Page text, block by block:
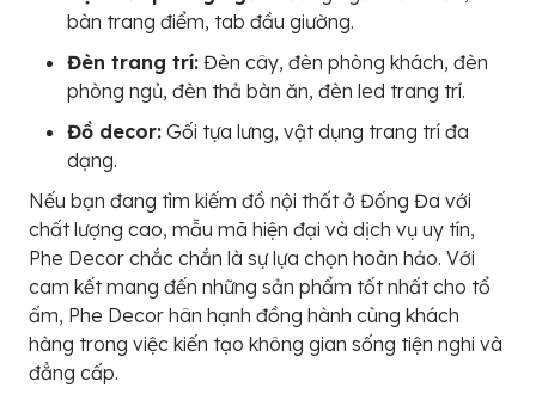
bàn trang điểm, tab đầu giường.
Đèn trang trí: Đèn cây, đèn phòng khách, đèn
phòng ngủ, đèn thả bàn ăn, đèn led trang trí.
Đồ decor: Gối tựa lưng, vật dụng trang trí đa
dạng.
Nếu bạn đang tìm kiếm đồ nội thất ở Đống Đa với
chất lượng cao, mẫu mã hiện đại và dịch vụ uy tín,
Phe Decor chắc chắn là sự lựa chọn hoàn hảo. Với
cam kết mang đến những sản phẩm tốt nhất cho tổ
ấm, Phe Decor hân hạnh đồng hành cùng khách
hàng trong việc kiến tạo không gian sống tiện nghi và
đẳng cấp.